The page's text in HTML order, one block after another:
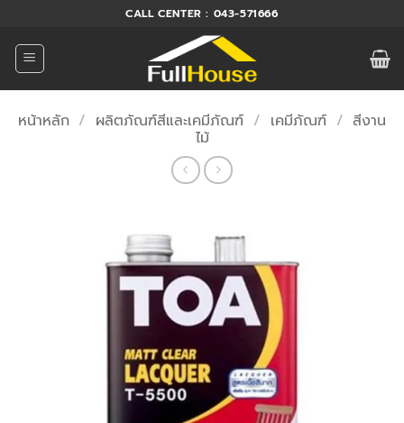
ยัง
เนื้อหา
CALL CENTER : 043-571666
หน้าหลัก / ผลิตภัณฑ์สีและเคมีภัณฑ์ / เคมีภัณฑ์ / สีงาน
ไม้